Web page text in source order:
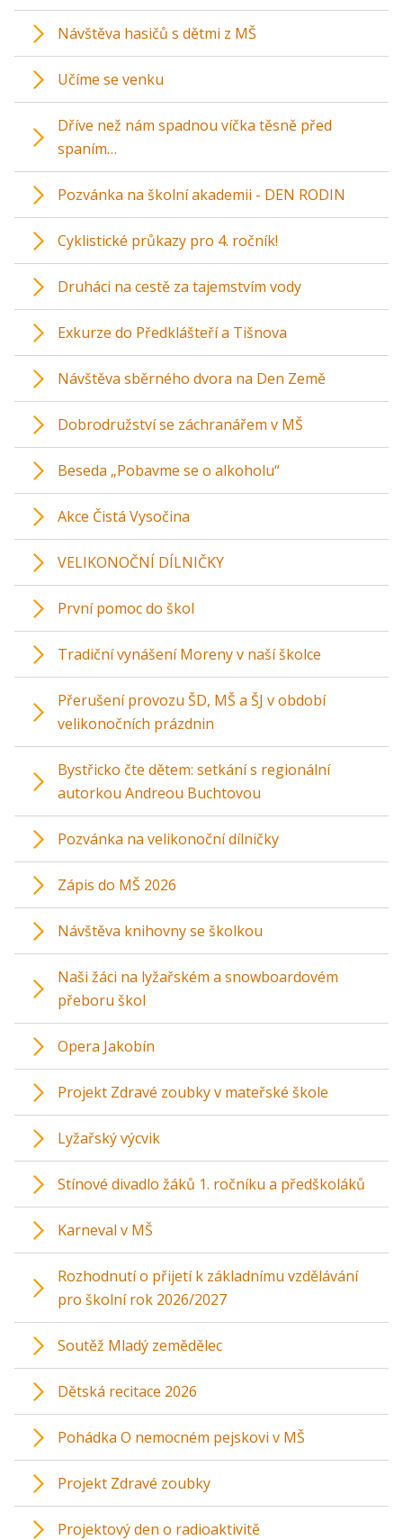
Návštěva hasičů s dětmi z MŠ
Učíme se venku
Dříve než nám spadnou víčka těsně před
spaním…
Pozvánka na školní akademii - DEN RODIN
Cyklistické průkazy pro 4. ročník!
Druháci na cestě za tajemstvím vody
Exkurze do Předklášteří a Tišnova
Návštěva sběrného dvora na Den Země
Dobrodružství se záchranářem v MŠ
Beseda „Pobavme se o alkoholu“
Akce Čistá Vysočina
VELIKONOČNÍ DÍLNIČKY
První pomoc do škol
Tradiční vynášení Moreny v naší školce
Přerušení provozu ŠD, MŠ a ŠJ v období
velikonočních prázdnin
Bystřicko čte dětem: setkání s regionální
autorkou Andreou Buchtovou
Pozvánka na velikonoční dílničky
Zápis do MŠ 2026
Návštěva knihovny se školkou
Naši žáci na lyžařském a snowboardovém
přeboru škol
Opera Jakobín
Projekt Zdravé zoubky v mateřské škole
Lyžařský výcvik
Stínové divadlo žáků 1. ročníku a předškoláků
Karneval v MŠ
Rozhodnutí o přijetí k základnímu vzdělávání
pro školní rok 2026/2027
Soutěž Mladý zemědělec
Dětská recitace 2026
Pohádka O nemocném pejskovi v MŠ
Projekt Zdravé zoubky
Projektový den o radioaktivitě